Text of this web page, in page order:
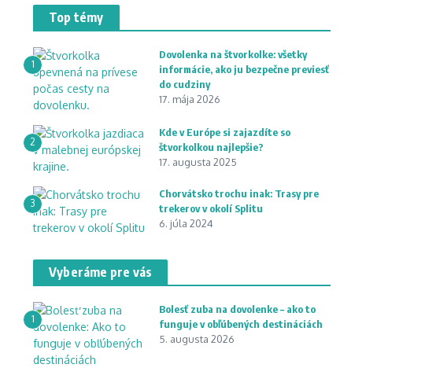
Top témy
1
Dovolenka na štvorkolke: všetky
informácie, ako ju bezpečne previesť
do cudziny
17. mája 2026
2
Kde v Európe si zajazdíte so
štvorkolkou najlepšie?
17. augusta 2025
3
Chorvátsko trochu inak: Trasy pre
trekerov v okolí Splitu
6. júla 2024
Vyberáme pre vás
1
Bolesť zuba na dovolenke – ako to
funguje v obľúbených destináciách
5. augusta 2026